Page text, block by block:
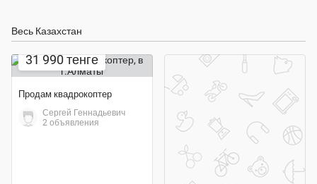
Весь Казахстан
31 990 тенге
Продам квадрокоптер
Сергей Геннадьевич
2 объявления